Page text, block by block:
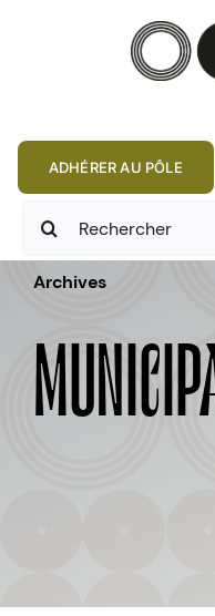
ADHÉRER AU PÔLE
Rechercher:
Archives